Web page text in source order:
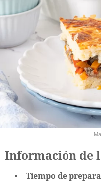
Información de
Tiempo de